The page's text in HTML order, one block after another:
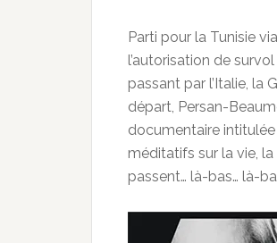
Parti pour la Tunisie
l’autorisation de
passant par l’Italie, la
départ, Persan-
documentaire intitulée
méditatifs sur la vie, la
passent… là-bas… là-